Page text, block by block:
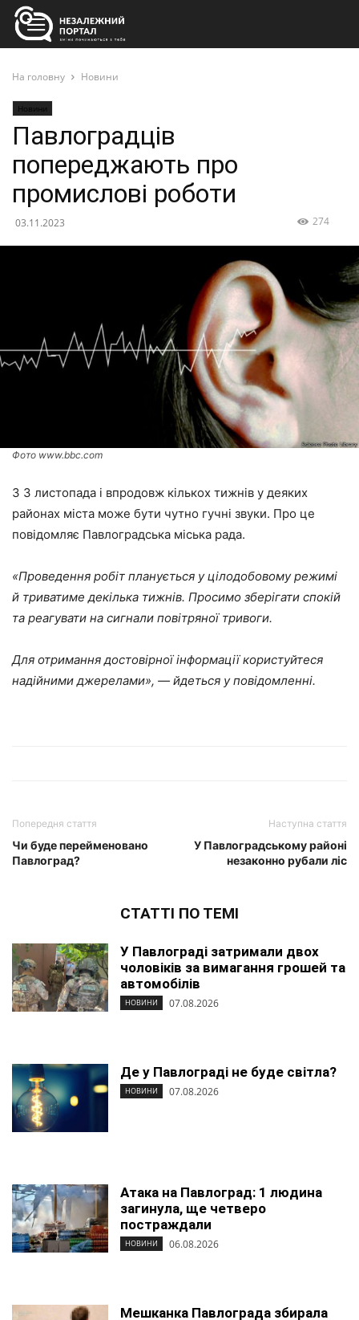
На головну Новини
Новини
Павлоградців
попереджають про
промислові роботи
03.11.2023 274
Фото www.bbc.com
З 3 листопада і впродовж кількох тижнів у деяких
районах міста може бути чутно гучні звуки. Про це
повідомляє Павлоградська міська рада.
«Проведення робіт планується у цілодобовому режимі
й триватиме декілька тижнів. Просимо зберігати спокій
та реагувати на сигнали повітряної тривоги.
Для отримання достовірної інформації користуйтеся
надійними джерелами», — йдеться у повідомленні.
Попередня стаття
Чи буде перейменовано
Павлоград?
Наступна стаття
У Павлоградському районі
незаконно рубали ліс
СТАТТІ ПО ТЕМІ
У Павлограді затримали двох
чоловіків за вимагання грошей та
автомобілів
НОВИНИ 07.08.2026
Де у Павлограді не буде світла?
НОВИНИ 07.08.2026
Атака на Павлоград: 1 людина
загинула, ще четверо
постраждали
НОВИНИ 06.08.2026
Мешканка Павлограда збирала